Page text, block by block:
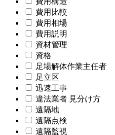
費用比較
費用相場
費用説明
資材管理
資格
足場解体作業主任者
足立区
迅速工事
違法業者 見分け方
遠隔地
遠隔点検
遠隔監視